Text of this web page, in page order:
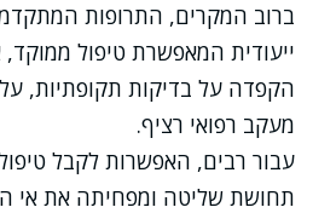
ברוב המקרים, התרופות
ייעודית המאפשרת טיפול
הקפדה על בדיקות תקופתיות, על
מעקב רפואי רציף.
עבור רבים, האפשרות לקבל טיפול
תחושת שליטה ומפחיתה את אי